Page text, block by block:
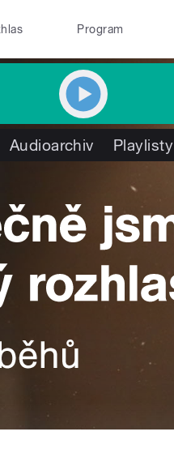
Program
Audioarchiv Playlisty